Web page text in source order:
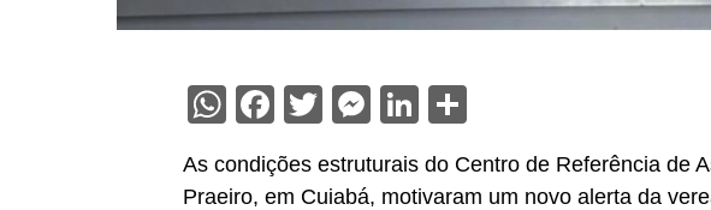
WhatsApp
Facebook
Twitter
Messenger
LinkedIn
As condições estruturais do Centro de Referência de
Praeiro, em Cuiabá, motivaram um novo alerta da